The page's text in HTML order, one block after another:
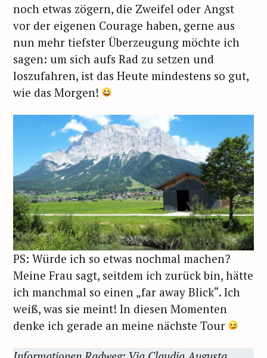
noch etwas zögern, die Zweifel oder Angst
vor der eigenen Courage haben, gerne aus
nun mehr tiefster Überzeugung möchte ich
sagen: um sich aufs Rad zu setzen und
loszufahren, ist das Heute mindestens so gut,
wie das Morgen!
PS: Würde ich so etwas nochmal machen?
Meine Frau sagt, seitdem ich zurück bin, hätte
ich manchmal so einen „far away Blick“. Ich
weiß, was sie meint! In diesen Momenten
denke ich gerade an meine nächste Tour